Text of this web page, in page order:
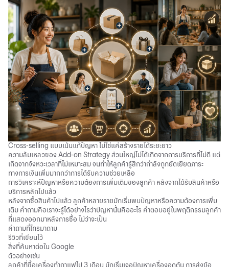
Cross-selling แบบเน้นแก้ปัญหา ไม่ใช่แค่สร้างรายได้ระยะยาว
ความล้มเหลวของ Add-on Strategy ส่วนใหญ่ไม่ได้เกิดจากการบริการที่ไม่ดี แต่
เกิดจากจังหวะเวลาที่ไม่เหมาะสม จนทำให้ลูกค้ารู้สึกว่ากำลังถูกยัดเยียดภาระ
ทางการเงินเพิ่มมากกว่าการได้รับความช่วยเหลือ
การวิเคราะห์ปัญหาหรือความต้องการเพิ่มเติมของลูกค้า หลังจากได้รับสินค้าหรือ
บริการหลักไปแล้ว
หลังจากซื้อสินค้าไปแล้ว ลูกค้าหลายรายมักเริ่มพบปัญหาหรือความต้องการเพิ่ม
เติม คำถามคือเราจะรู้ได้อย่างไรว่าปัญหานั้นคืออะไร คำตอบอยู่ในพฤติกรรมลูกค้า
ที่แสดงออกมาหลังการซื้อ ไม่ว่าจะเป็น
คำถามที่โทรมาถาม
รีวิวที่เขียนไว้
สิ่งที่ค้นหาต่อใน Google
ตัวอย่างเช่น
ลูกค้าที่ซื้อเครื่องทำกาแฟไป 3 เดือน มักเริ่มเจอปัญหาเครื่องอุดตัน การส่งข้อ